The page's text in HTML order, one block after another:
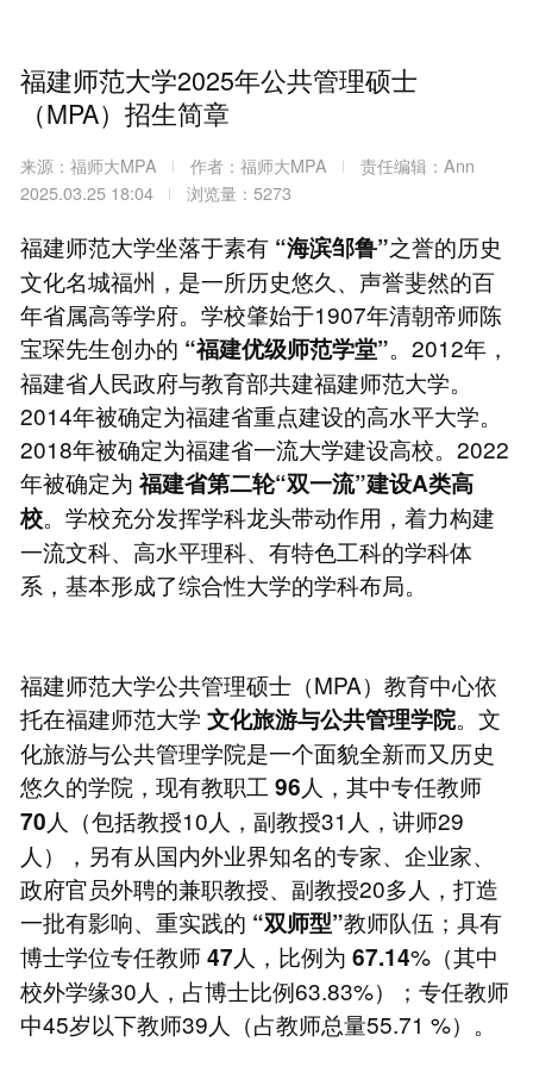
福建师范大学2025年公共管理硕士
（MPA）招生简章
来源：福师大MPA 作者：福师大MPA
责任编辑：Ann
2025.03.25 18:04
浏览量：5273
福建师范大学坐落于素有 “海滨邹鲁”之誉的历史
文化名城福州，是一所历史悠久、声誉斐然的百
年省属高等学府。学校肇始于1907年清朝帝师陈
宝琛先生创办的 “福建优级师范学堂”。2012年，
福建省人民政府与教育部共建福建师范大学。
2014年被确定为福建省重点建设的高水平大学。
2018年被确定为福建省一流大学建设高校。2022
年被确定为福建省第二轮“双一流”建设A类高
校。学校充分发挥学科龙头带动作用，着力构建
一流文科、高水平理科、有特色工科的学科体
系，基本形成了综合性大学的学科布局。
福建师范大学公共管理硕士（MPA）教育中心依
托在福建师范大学 文化旅游与公共管理学院。文
化旅游与公共管理学院是一个面貌全新而又历史
悠久的学院，现有教职工 96人，其中专任教师
70人（包括教授10人，副教授31人，讲师29
人），另有从国内外业界知名的专家、企业家、
政府官员外聘的兼职教授、副教授20多人，打造
一批有影响、重实践的 “双师型”教师队伍；具有
博士学位专任教师47人，比例为 67.14%（其中
校外学缘30人，占博士比例63.83%）；专任教师
中45岁以下教师39人（占教师总量55.71 %）。